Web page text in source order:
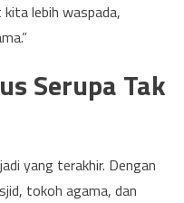
lebih waspada,
Serupa Tak
yang terakhir. Dengan
tokoh agama, dan